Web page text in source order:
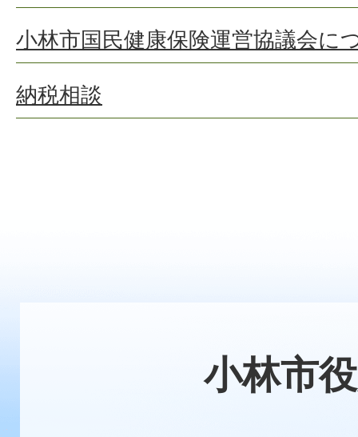
小林市国民健康保険運営協議会に
納税相談
小林市